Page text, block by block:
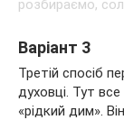
Варіант 3
Третій спосіб
духовці. Тут
«рідкий дим».